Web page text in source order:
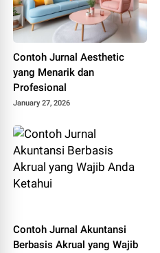
Contoh Jurnal Aesthetic
yang Menarik dan
Profesional
January 27, 2026
Contoh Jurnal Akuntansi
Berbasis Akrual yang Wajib